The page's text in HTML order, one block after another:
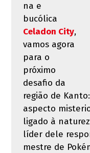
na e
bucólica
Celadon City,
vamos agora
para o
próximo
desafio da
região de
aspecto
ligado à
líder dele
mestre de